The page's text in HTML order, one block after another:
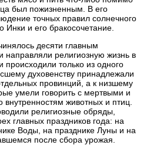
был пожизненным. В его
точных правил солнечного
Инки и его бракосочетание.
десяти главным
религиозную жизнь в
происходили только из одного
духовенству принадлежали
провинций, а к низшему
умели говорить с мертвыми и
животных и птиц.
религиозные обряды,
главных праздников года: на
Воды, на празднике Луны и на
после сбора урожая.